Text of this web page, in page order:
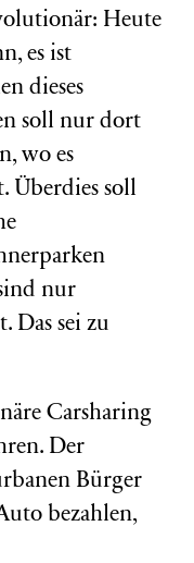
Heute
es ist
dieses
soll nur dort
wo es
Überdies soll
nur
Das sei zu
Carsharing
Der
Bürger
bezahlen,